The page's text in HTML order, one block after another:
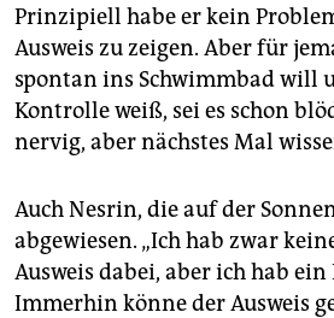
Prinzipiell habe er kein
Ausweis zu zeigen. Aber für
spontan ins Schwimmbad will
Kontrolle weiß, sei es schon
nervig, aber nächstes Mal
Auch Nesrin, die auf der
abgewiesen. „Ich hab zwar
Ausweis dabei, aber ich hab ein
Immerhin könne der Ausweis